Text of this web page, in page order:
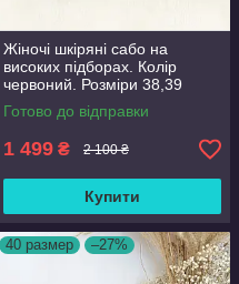
Жіночі шкіряні сабо на
високих підборах. Колір
червоний. Розміри 38,39
Готово до відправки
1 499 ₴ 2 100 ₴
Купити
40 размер –27%